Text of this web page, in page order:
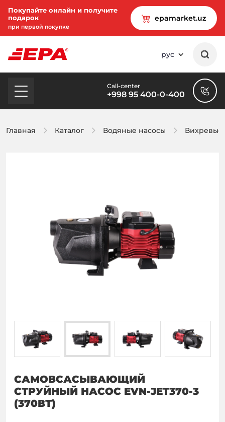
Покупайте онлайн и получите
подарок
при первой покупке
epamarket.uz
рус
Call-center
+998 95 400-0-400
Главная Каталог Водяные насосы Вихревые
CАМОВСАСЫВАЮЩИЙ
СТРУЙНЫЙ НАСОС EVN-JET370-3
(370ВТ)